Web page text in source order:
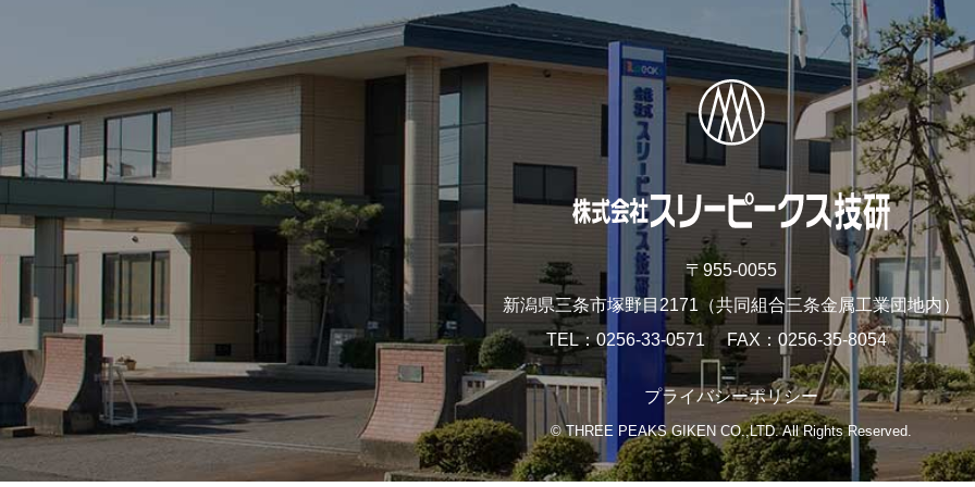
〒955-0055
新潟県三条市塚野目2171（共同組合三条金属工業団地内）
TEL
0256-33-0571 FAX 0256-35-8054
プライバシーポリシー
© THREE PEAKS GIKEN CO.,LTD. All Rights Reserved.